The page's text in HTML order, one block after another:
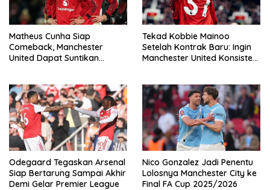
Matheus Cunha Siap
Comeback, Manchester
United Dapat Suntikan
Tekad Kobbie Mainoo
Setelah Kontrak Baru: Ingin
Manchester United Konsisten
Odegaard Tegaskan Arsenal
Siap Bertarung Sampai Akhir
Demi Gelar Premier League
Nico Gonzalez Jadi Penentu
Lolosnya Manchester City ke
Final FA Cup 2025/2026